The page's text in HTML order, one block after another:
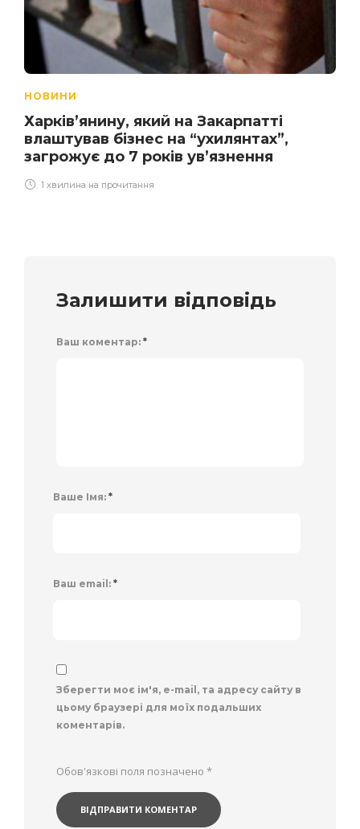
НОВИНИ
Харків’янину, який на Закарпатті
влаштував бізнес на “ухилянтах”,
загрожує до 7 років ув’язнення
1 хвилина на прочитання
Залишити відповідь
Ваш коментар: *
Ваше Імя: *
Ваш email: *
Зберегти моє ім'я, e-mail, та адресу сайту в
цьому браузері для моїх подальших
коментарів.
Обов'язкові поля позначено *